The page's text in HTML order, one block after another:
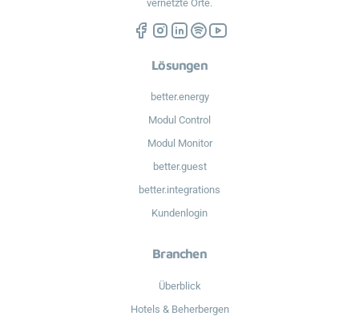
vernetzte Orte.
Lösungen
better.energy
Modul Control
Modul Monitor
better.guest
better.integrations
Kundenlogin
Branchen
Überblick
Hotels & Beherbergen